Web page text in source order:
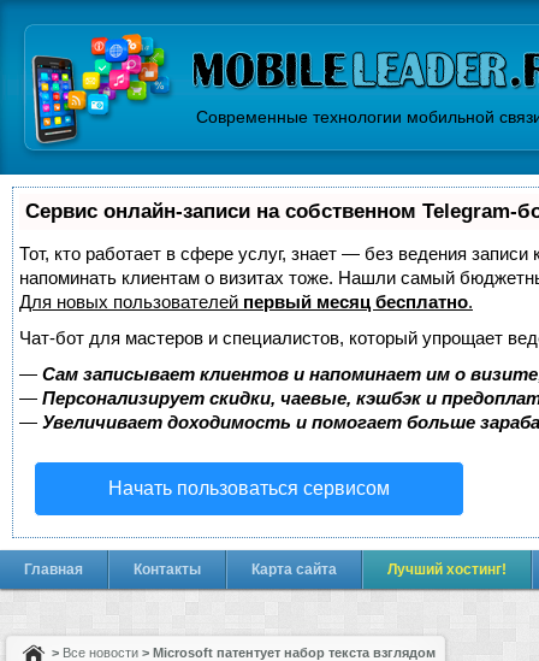
Современные технологии мобильной
Сервис онлайн-записи на собственном Telegram-
Тот, кто работает в сфере услуг, знает — без ведения
напоминать клиентам о визитах тоже. Нашли самый
Для новых пользователей первый месяц бесплатно.
Чат-бот для мастеров и специалистов, который упрощает
— Сам записывает клиентов и напоминает им о
— Персонализирует скидки, чаевые, кэшбэк и
— Увеличивает доходимость и помогает больше
Начать пользоваться сервисом
Главная Контакты Карта сайта Лучший хостинг!
> Все новости > Microsoft патентует набор текста взглядом